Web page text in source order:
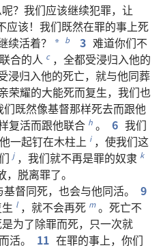
呢？ 我们应该继续犯罪， 让
应该！ 我们既然在罪的事上死
续活着？ * b 3 难道你们不
联合的人 c ， 全都受浸归入他的
浸归入他的死亡， 就与他同葬
荣耀的大能死而复生， 我们也
们既然像基督那样死去而跟他
复活而跟他联合 h 。 6 我们
他一起钉在木柱上 i ， 使我们这
j ， 我们就不再是罪的奴隶 k
， 脱离罪了。
基督同死， 也会与他同活。
9
l ， 就不会再死 m 。 死亡不
是为了除罪而死， 只一次就
活。 11 在罪的事上， 你们